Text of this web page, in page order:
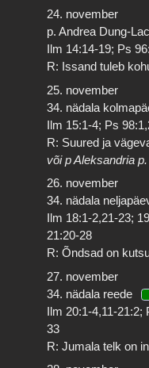
24. november
p. Andrea Dung-
Ilm 14:14-19; Ps
R: Issand tuleb
25. november
34. nädala
Ilm 15:1-4; Ps
R: Suured ja
või p Aleksandria
26. november
34. nädala
Ilm 18:1-2,21-23;
21:20-28
R: Õndsad on
27. november
34. nädala reede
Ilm 20:1-4,11-21:2;
33
R: Jumala telk on